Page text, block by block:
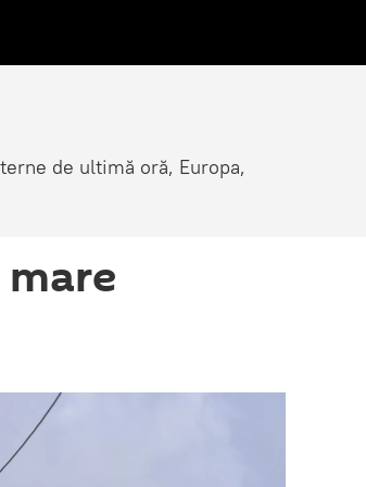
de ultimă oră, Europa,
mare